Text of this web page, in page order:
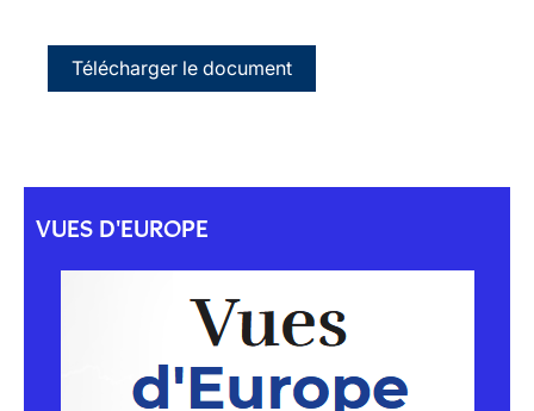
Télécharger le document
VUES D'EUROPE